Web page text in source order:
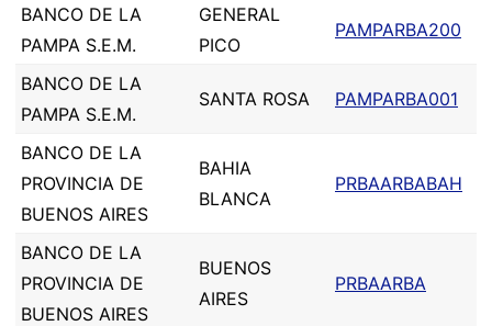
BANCO DE LA
PAMPA S.E.M.
GENERAL
PICO
PAMPARBA200
BANCO DE LA
PAMPA S.E.M.
SANTA ROSA PAMPARBA001
BANCO DE LA
PROVINCIA DE
BUENOS AIRES
BAHIA
BLANCA
PRBAARBABAH
BANCO DE LA
PROVINCIA DE
BUENOS AIRES
BUENOS
AIRES
PRBAARBA